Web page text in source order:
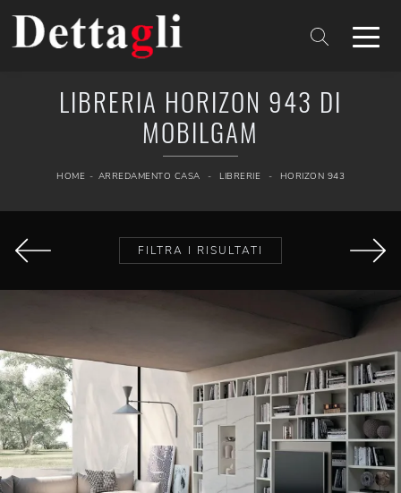
LIBRERIA HORIZON 943 DI
MOBILGAM
HOME - ARREDAMENTO CASA - LIBRERIE - HORIZON 943
FILTRA I RISULTATI